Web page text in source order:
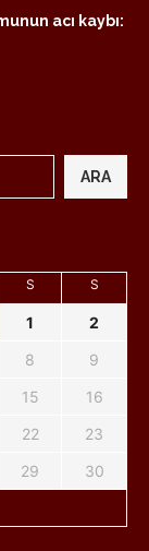
acı kaybı:
ARA
S S
1
2
8
9
15
16
22
23
29
30